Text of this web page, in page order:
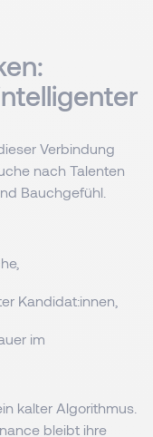
Verbindung
nach Talenten
Bauchgefühl.
Kandidat:innen,
im
kalter Algorithmus.
bleibt ihre